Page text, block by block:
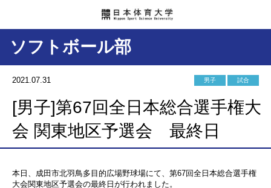
ソフトボール部
2021.07.31 男子 試合
[男子]第67回全日本総合選手権大
会 関東地区予選会 最終日
本日、成田市北羽鳥多目的広場野球場にて、第67回全日本総合選手権
大会関東地区予選会の最終日が行われました。